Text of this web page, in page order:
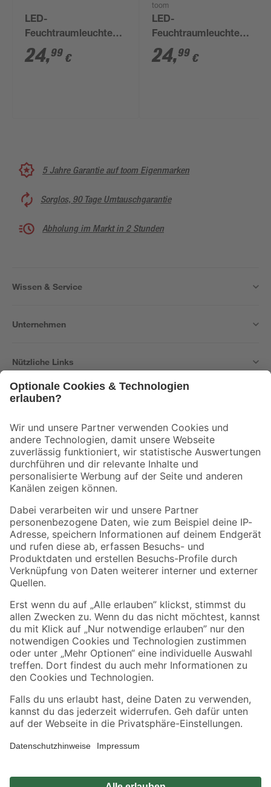
LED-
Feuchtraumleuchte
G13 18 W 1980 lm
neutralweiß 13,5 cm
24,99 €
toom
LED-
Feuchtraumleuchte
G13 18 W 1980 lm
neutralweiß 10,4 cm
24,99 €
5 Jahre Garantie auf toom Eigenmarken
Sorglos, 90 Tage Umtauschgarantie
Abholung im Markt in 2 Stunden
Wissen & Service
Unternehmen
Nützliche Links
Der toom Newsletter: Keine Angebote und Aktionen mehr verpassen!
Zur Newsletter Anmeldung
Folge uns
Zahlungsarten Versandarten
Sicher einkaufen
Jetzt die toom-App herunterladen
Alle Preisangaben in EUR inkl. gesetzl. MwSt.. Die dargestellten Angebote sind unter
Umständen nicht in allen Märkten verfügbar. Die angegebenen Verfügbarkeiten beziehen
Produkte nur solange der Vorrat reicht.
*Paketversand ab 59 € versandkostenfrei, gilt nicht für Artikel mit Speditionsversand, hier
Privatsphäre Impressum